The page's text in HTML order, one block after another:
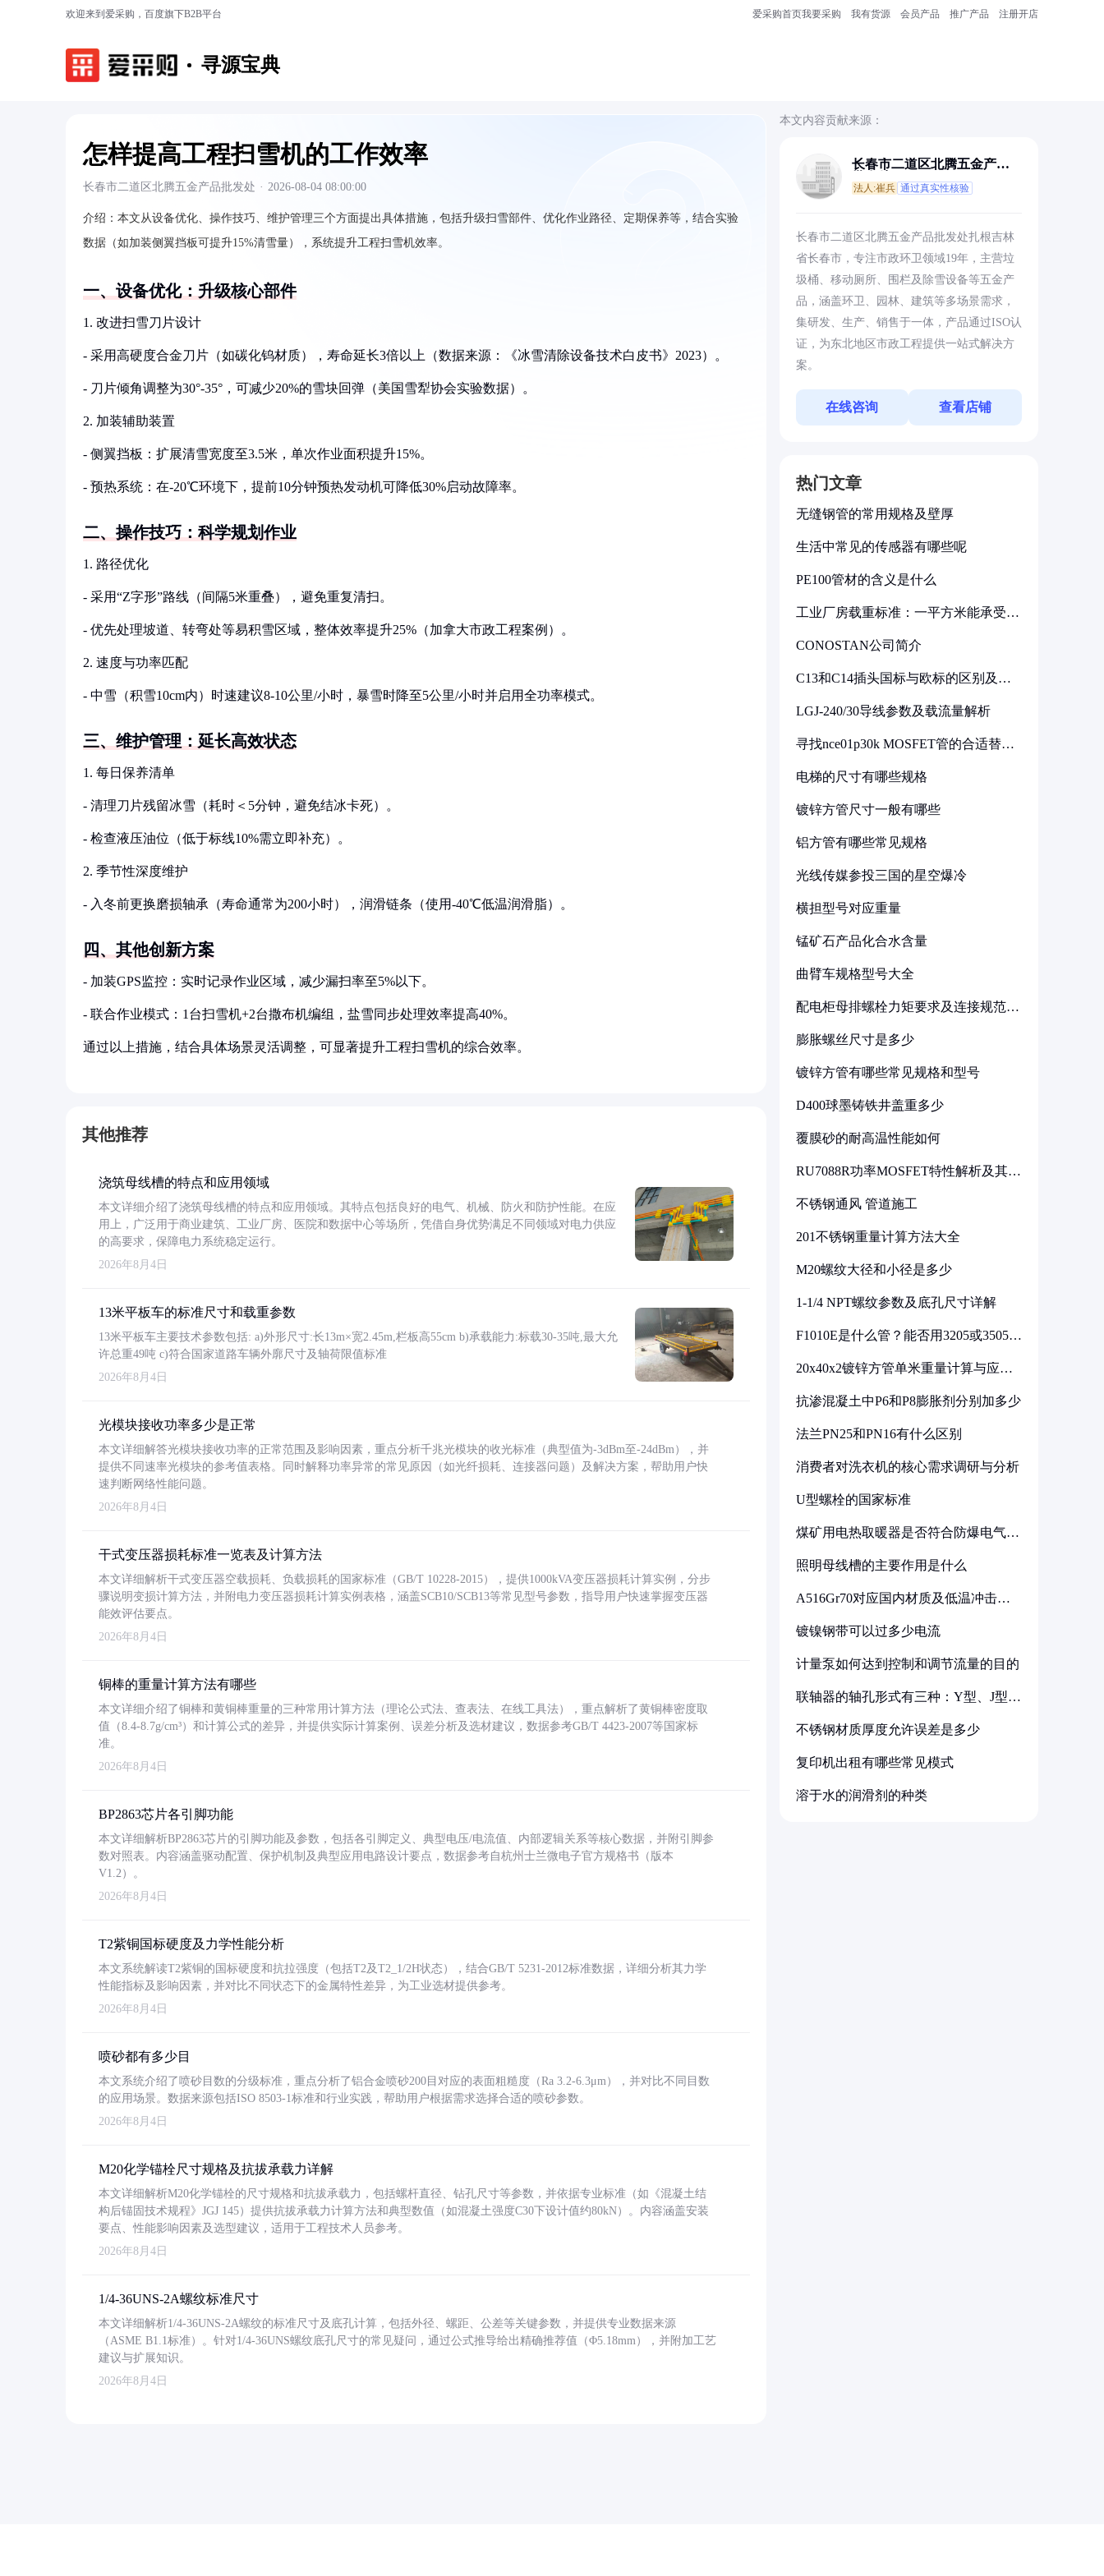
欢迎来到爱采购，百度旗下B2B平台 爱采购首页我要采购 我有货源 会员产品 推广产品 注册开店
寻源宝典
怎样提高工程扫雪机的工作效率
长春市二道区北腾五金产品批发处 · 2026-08-04 08:00:00
介绍： 本文从设备优化、操作技巧、维护管理三个方面提出具体措施，包括升级扫雪部件、优化作业路径、定期保养等，结合实验
数据（如加装侧翼挡板可提升15%清雪量），系统提升工程扫雪机效率。
一、设备优化：升级核心部件
1. 改进扫雪刀片设计
- 采用高硬度合金刀片（如碳化钨材质），寿命延长3倍以上（数据来源：《冰雪清除设备技术白皮书》2023）。
- 刀片倾角调整为30°-35°，可减少20%的雪块回弹（美国雪犁协会实验数据）。
2. 加装辅助装置
- 侧翼挡板：扩展清雪宽度至3.5米，单次作业面积提升15%。
- 预热系统：在-20℃环境下，提前10分钟预热发动机可降低30%启动故障率。
二、操作技巧：科学规划作业
1. 路径优化
- 采用“Z字形”路线（间隔5米重叠），避免重复清扫。
- 优先处理坡道、转弯处等易积雪区域，整体效率提升25%（加拿大市政工程案例）。
2. 速度与功率匹配
- 中雪（积雪10cm内）时速建议8-10公里/小时，暴雪时降至5公里/小时并启用全功率模式。
三、维护管理：延长高效状态
1. 每日保养清单
- 清理刀片残留冰雪（耗时＜5分钟，避免结冰卡死）。
- 检查液压油位（低于标线10%需立即补充）。
2. 季节性深度维护
- 入冬前更换磨损轴承（寿命通常为200小时），润滑链条（使用-40℃低温润滑脂）。
四、其他创新方案
- 加装GPS监控：实时记录作业区域，减少漏扫率至5%以下。
- 联合作业模式：1台扫雪机+2台撒布机编组，盐雪同步处理效率提高40%。
通过以上措施，结合具体场景灵活调整，可显著提升工程扫雪机的综合效率。
其他推荐
浇筑母线槽的特点和应用领域
本文详细介绍了浇筑母线槽的特点和应用领域。其特点包括良好的电气、机械、防火和防护性能。在应
用上，广泛用于商业建筑、工业厂房、医院和数据中心等场所，凭借自身优势满足不同领域对电力供应
的高要求，保障电力系统稳定运行。
2026年8月4日
13米平板车的标准尺寸和载重参数
13米平板车主要技术参数包括: a)外形尺寸:长13m×宽2.45m,栏板高55cm b)承载能力:标载30-35吨,最大允
许总重49吨 c)符合国家道路车辆外廓尺寸及轴荷限值标准
2026年8月4日
光模块接收功率多少是正常
本文详细解答光模块接收功率的正常范围及影响因素，重点分析千兆光模块的收光标准（典型值为-3dBm至-24dBm），并
提供不同速率光模块的参考值表格。同时解释功率异常的常见原因（如光纤损耗、连接器问题）及解决方案，帮助用户快
速判断网络性能问题。
2026年8月4日
干式变压器损耗标准一览表及计算方法
本文详细解析干式变压器空载损耗、负载损耗的国家标准（GB/T 10228-2015），提供1000kVA变压器损耗计算实例，分步
骤说明变损计算方法，并附电力变压器损耗计算实例表格，涵盖SCB10/SCB13等常见型号参数，指导用户快速掌握变压器
能效评估要点。
2026年8月4日
铜棒的重量计算方法有哪些
本文详细介绍了铜棒和黄铜棒重量的三种常用计算方法（理论公式法、查表法、在线工具法），重点解析了黄铜棒密度取
值（8.4-8.7g/cm³）和计算公式的差异，并提供实际计算案例、误差分析及选材建议，数据参考GB/T 4423-2007等国家标
准。
2026年8月4日
BP2863芯片各引脚功能
本文详细解析BP2863芯片的引脚功能及参数，包括各引脚定义、典型电压/电流值、内部逻辑关系等核心数据，并附引脚参
数对照表。内容涵盖驱动配置、保护机制及典型应用电路设计要点，数据参考自杭州士兰微电子官方规格书（版本
V1.2）。
2026年8月4日
T2紫铜国标硬度及力学性能分析
本文系统解读T2紫铜的国标硬度和抗拉强度（包括T2及T2_1/2H状态），结合GB/T 5231-2012标准数据，详细分析其力学
性能指标及影响因素，并对比不同状态下的金属特性差异，为工业选材提供参考。
2026年8月4日
喷砂都有多少目
本文系统介绍了喷砂目数的分级标准，重点分析了铝合金喷砂200目对应的表面粗糙度（Ra 3.2-6.3μm），并对比不同目数
的应用场景。数据来源包括ISO 8503-1标准和行业实践，帮助用户根据需求选择合适的喷砂参数。
2026年8月4日
M20化学锚栓尺寸规格及抗拔承载力详解
本文详细解析M20化学锚栓的尺寸规格和抗拔承载力，包括螺杆直径、钻孔尺寸等参数，并依据专业标准（如《混凝土结
构后锚固技术规程》JGJ 145）提供抗拔承载力计算方法和典型数值（如混凝土强度C30下设计值约80kN）。内容涵盖安装
要点、性能影响因素及选型建议，适用于工程技术人员参考。
2026年8月4日
1/4-36UNS-2A螺纹标准尺寸
本文详细解析1/4-36UNS-2A螺纹的标准尺寸及底孔计算，包括外径、螺距、公差等关键参数，并提供专业数据来源
（ASME B1.1标准）。针对1/4-36UNS螺纹底孔尺寸的常见疑问，通过公式推导给出精确推荐值（Φ5.18mm），并附加工艺
建议与扩展知识。
2026年8月4日
本文内容贡献来源：
长春市二道区北腾五金产品
法人:崔兵 通过真实性核验
长春市二道区北腾五金产品批发处扎根吉林
省长春市，专注市政环卫领域19年，主营垃
圾桶、移动厕所、围栏及除雪设备等五金产
品，涵盖环卫、园林、建筑等多场景需求，
集研发、生产、销售于一体，产品通过ISO认
证，为东北地区市政工程提供一站式解决方
案。
在线咨询 查看店铺
热门文章
无缝钢管的常用规格及壁厚
生活中常见的传感器有哪些呢
PE100管材的含义是什么
工业厂房载重标准：一平方米能承受多
CONOSTAN公司简介
C13和C14插头国标与欧标的区别及其
LGJ-240/30导线参数及载流量解析
寻找nce01p30k MOSFET管的合适替代
电梯的尺寸有哪些规格
镀锌方管尺寸一般有哪些
铝方管有哪些常见规格
光线传媒参投三国的星空爆冷
横担型号对应重量
锰矿石产品化合水含量
曲臂车规格型号大全
配电柜母排螺栓力矩要求及连接规范详
膨胀螺丝尺寸是多少
镀锌方管有哪些常见规格和型号
D400球墨铸铁井盖重多少
覆膜砂的耐高温性能如何
RU7088R功率MOSFET特性解析及其在
不锈钢通风 管道施工
201不锈钢重量计算方法大全
M20螺纹大径和小径是多少
1-1/4 NPT螺纹参数及底孔尺寸详解
F1010E是什么管？能否用3205或3505代
20x40x2镀锌方管单米重量计算与应用
抗渗混凝土中P6和P8膨胀剂分别加多少
法兰PN25和PN16有什么区别
消费者对洗衣机的核心需求调研与分析
U型螺栓的国家标准
煤矿用电热取暖器是否符合防爆电气设
照明母线槽的主要作用是什么
A516Gr70对应国内材质及低温冲击要
镀镍钢带可以过多少电流
计量泵如何达到控制和调节流量的目的
联轴器的轴孔形式有三种：Y型、J型、
不锈钢材质厚度允许误差是多少
复印机出租有哪些常见模式
溶于水的润滑剂的种类